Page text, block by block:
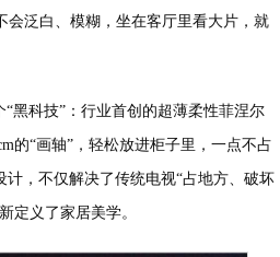
会泛白、模糊，坐在客厅里看大片，就
黑科技”：行业首创的超薄柔性菲涅尔
的“画轴”，轻松放进柜子里，一点不占
，不仅解决了传统电视“占地方、破坏
定义了家居美学。